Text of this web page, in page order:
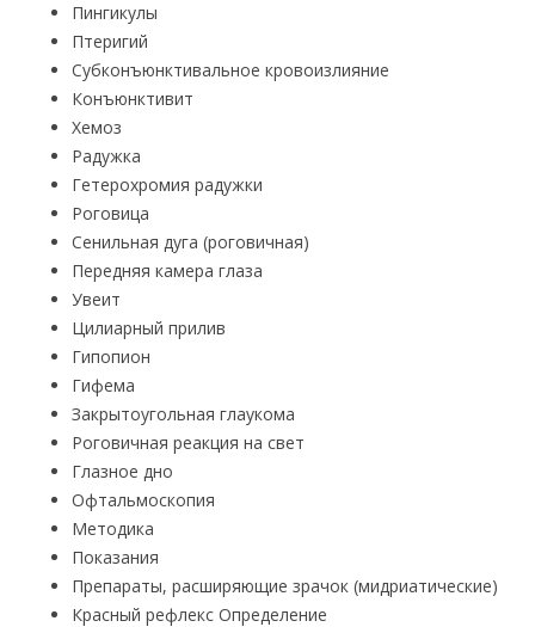
Пингикулы
Птеригий
Субконъюнктивальное кровоизлияние
Конъюнктивит
Хемоз
Радужка
Гетерохромия радужки
Роговица
Сенильная дуга (роговичная)
Передняя камера глаза
Увеит
Цилиарный прилив
Гипопион
Гифема
Закрытоугольная глаукома
Роговичная реакция на свет
Глазное дно
Офтальмоскопия
Методика
Показания
Препараты, расширяющие зрачок (мидриатические)
Красный рефлекс Определение